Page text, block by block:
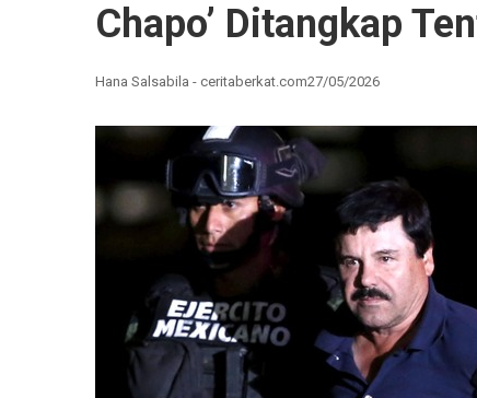
Chapo’ Ditangkap
Hana Salsabila - ceritaberkat.com27/05/2026